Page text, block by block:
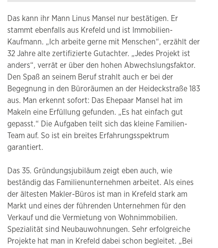
Das kann ihr Mann Linus Mansel nur bestätigen. Er
stammt ebenfalls aus Krefeld und ist Immobilien-
Kaufmann. „Ich arbeite gerne mit Menschen“, erzählt der
32 Jahre alte zertifizierte Gutachter. „Jedes Projekt ist
anders“, verrät er über den hohen Abwechslungsfaktor.
Den Spaß an seinem Beruf strahlt auch er bei der
Begegnung in den Büroräumen an der Heideckstraße 183
aus. Man erkennt sofort: Das Ehepaar Mansel hat im
Makeln eine Erfüllung gefunden. „Es hat einfach gut
gepasst.“ Die Aufgaben teilt sich das kleine Familien-
Team auf. So ist ein breites Erfahrungsspektrum
garantiert.
Das 35. Gründungsjubiläum zeigt eben auch, wie
beständig das Familienunternehmen arbeitet. Als eines
der ältesten Makler-Büros ist man in Krefeld stark am
Markt und eines der führenden Unternehmen für den
Verkauf und die Vermietung von Wohnimmobilien.
Spezialität sind Neubauwohnungen. Sehr erfolgreiche
Projekte hat man in Krefeld dabei schon begleitet. „Bei